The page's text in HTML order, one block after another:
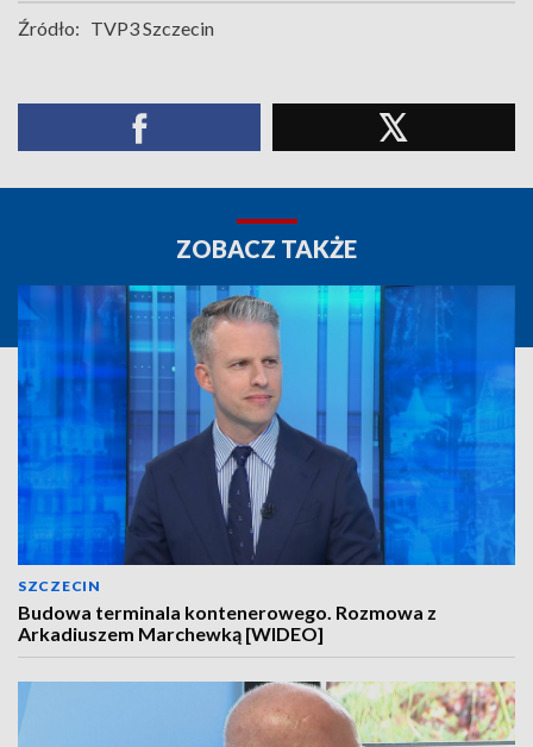
Źródło: TVP3 Szczecin
ZOBACZ TAKŻE
SZCZECIN
Budowa terminala kontenerowego. Rozmowa z
Arkadiuszem Marchewką [WIDEO]